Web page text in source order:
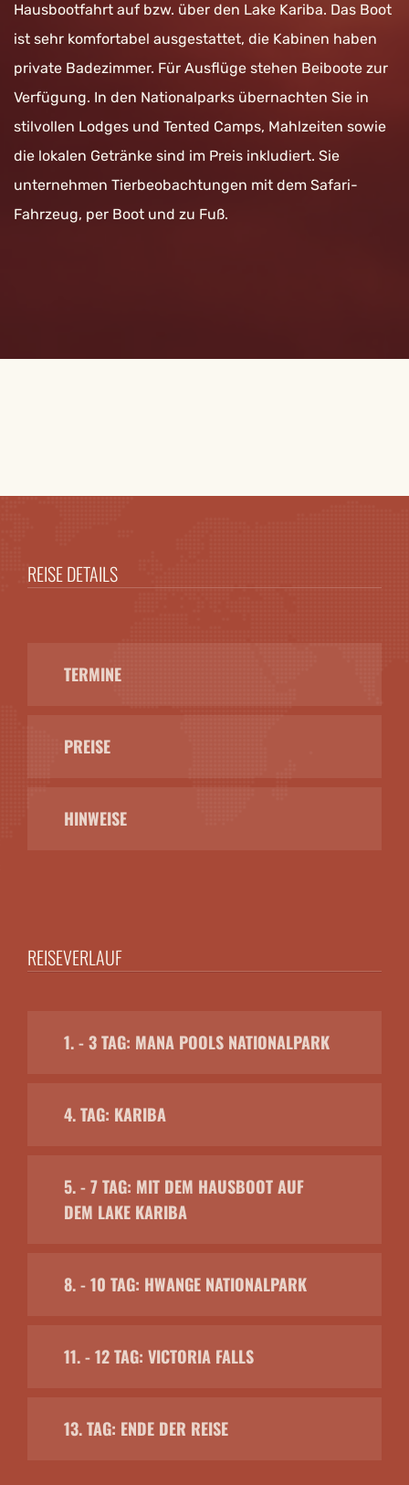
Hausbootfahrt auf bzw. über den Lake Kariba. Das Boot
ist sehr komfortabel ausgestattet, die Kabinen haben
private Badezimmer. Für Ausflüge stehen Beiboote zur
Verfügung. In den Nationalparks übernachten Sie in
stilvollen Lodges und Tented Camps, Mahlzeiten sowie
die lokalen Getränke sind im Preis inkludiert. Sie
unternehmen Tierbeobachtungen mit dem Safari-
Fahrzeug, per Boot und zu Fuß.
REISE DETAILS
TERMINE
PREISE
HINWEISE
REISEVERLAUF
1. - 3 TAG: MANA POOLS NATIONALPARK
4. TAG: KARIBA
5. - 7 TAG: MIT DEM HAUSBOOT AUF
DEM LAKE KARIBA
8. - 10 TAG: HWANGE NATIONALPARK
11. - 12 TAG: VICTORIA FALLS
13. TAG: ENDE DER REISE